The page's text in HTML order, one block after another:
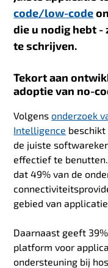
code/low-code
die u nodig hebt -
te schrijven.
Tekort aan
adoptie van no-
Volgensonderzoek
Intelligence
de juiste
effectief te
dat 49% van de
gebied van
Daarnaast geeft
platform voor
ondersteuning bij